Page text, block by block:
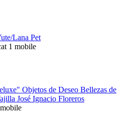
Lana Pet
Objetos de Deseo Bellezas de
José Ignacio Floreros